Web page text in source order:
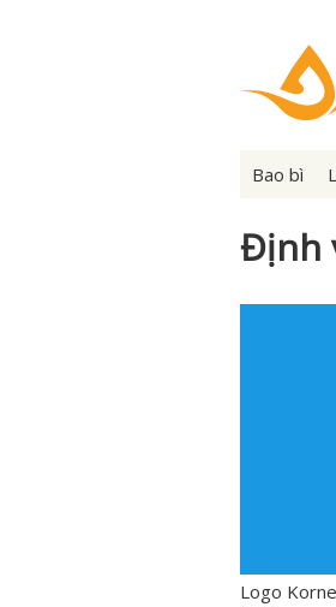
Bao bì
Định
Logo